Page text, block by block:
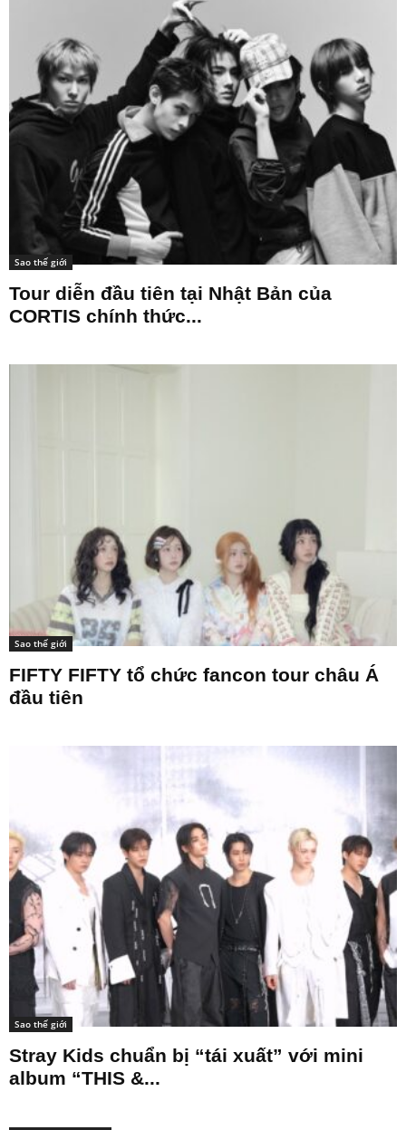
Sao thế giới
Tour diễn đầu tiên tại Nhật Bản của
CORTIS chính thức...
Sao thế giới
FIFTY FIFTY tổ chức fancon tour châu Á
đầu tiên
Sao thế giới
Stray Kids chuẩn bị “tái xuất” với mini
album “THIS &...